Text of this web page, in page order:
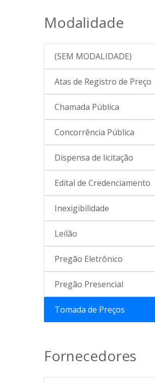
Modalidade
(SEM MODALIDADE)
Atas de Registro de Preço
Chamada Pública
Concorrência Pública
Dispensa de licitação
Edital de Credenciamento
Inexigibilidade
Leilão
Pregão Eletrônico
Pregão Presencial
Tomada de Preços
Fornecedores